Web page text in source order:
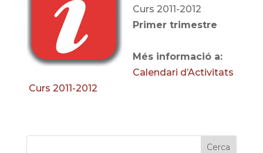
Curs 2011-2012
Primer trimestre
Més informació a:
Calendari d’Activitats
Curs 2011-2012
Cerca